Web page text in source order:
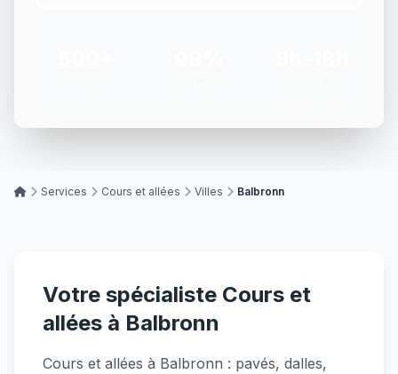
Services Cours et allées Villes Balbronn
Votre spécialiste Cours et
allées à Balbronn
Cours et allées à Balbronn : pavés, dalles,